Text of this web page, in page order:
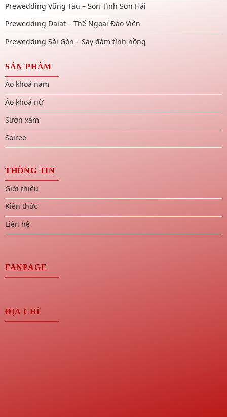
Prewedding Vũng Tàu – Son Tình Sơn Hải
Prewedding Dalat – Thế Ngoại Đào Viên
Prewedding Sài Gòn – Say đắm tình nồng
SẢN PHẨM
Áo khoả nam
Áo khoả nữ
Sườn xám
Soiree
THÔNG TIN
Giới thiệu
Kiến thức
Liên hệ
FANPAGE
ĐỊA CHỈ